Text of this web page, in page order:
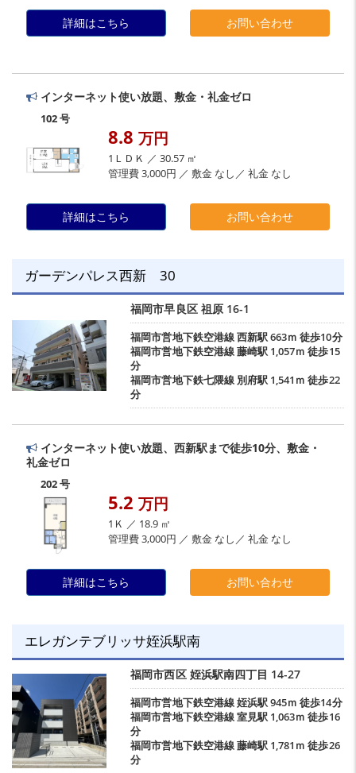
詳細はこちら お問い合わせ
インターネット使い放題、敷金・礼金ゼロ
102 号
8.8 万円
1ＬＤＫ ／ 30.57 ㎡
管理費 3,000円 ／ 敷金 なし／ 礼金 なし
詳細はこちら お問い合わせ
ガーデンパレス西新 30
福岡市早良区 祖原16-1
福岡市営地下鉄空港線西新駅663ｍ 徒歩10分
福岡市営地下鉄空港線藤崎駅 1,057ｍ 徒歩15
分
福岡市営地下鉄七隈線 別府駅 1,541ｍ 徒歩22
分
インターネット使い放題、西新駅まで徒歩10分、敷金・
礼金ゼロ
202 号
5.2 万円
1Ｋ ／ 18.9 ㎡
管理費 3,000円 ／ 敷金 なし／ 礼金 なし
詳細はこちら お問い合わせ
エレガンテブリッサ姪浜駅南
福岡市西区 姪浜駅南四丁目 14-27
福岡市営地下鉄空港線姪浜駅945ｍ 徒歩14分
福岡市営地下鉄空港線室見駅 1,063ｍ 徒歩16
分
福岡市営地下鉄空港線藤崎駅 1,781ｍ 徒歩26
分